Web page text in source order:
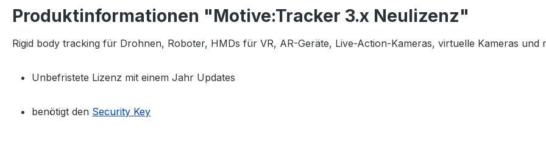
Produktinformationen "Motive:Tracker 3.x Neulizenz"
Rigid body tracking für Drohnen, Roboter, HMDs für VR, AR-Geräte, Live-Action-Kameras, virtuelle Kameras und
Unbefristete Lizenz mit einem Jahr Updates
benötigt den Security Key